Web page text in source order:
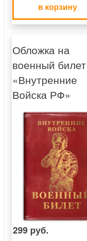
в корзину
Обложка на
военный билет
«Внутренние
Войска РФ»
299 руб.